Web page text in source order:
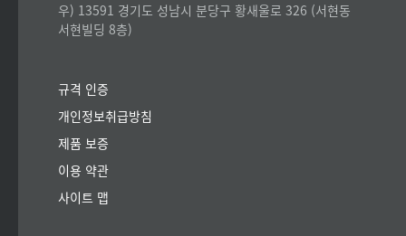
우) 13591 경기도 성남시 분당구 황새울로 326 (서현동
서현빌딩 8층)
규격 인증
개인정보취급방침
제품 보증
이용 약관
사이트 맵